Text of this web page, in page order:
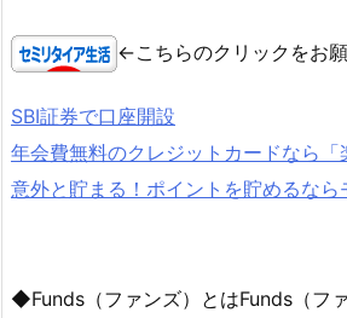
←こちらのクリックをお願
SBI証券で口座開設
年会費無料のクレジットカードなら「
意外と貯まる！ポイントを貯めるなら
◆Funds（ファンズ）とはFunds（フ